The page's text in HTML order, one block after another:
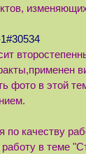
фото в этой
по качеству
в теме